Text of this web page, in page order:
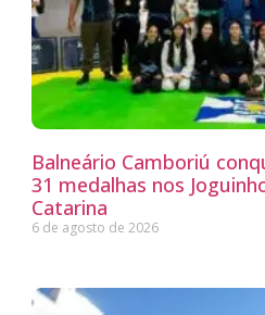
Balneário Camboriú
31 medalhas nos
Catarina
6 de agosto de 2026